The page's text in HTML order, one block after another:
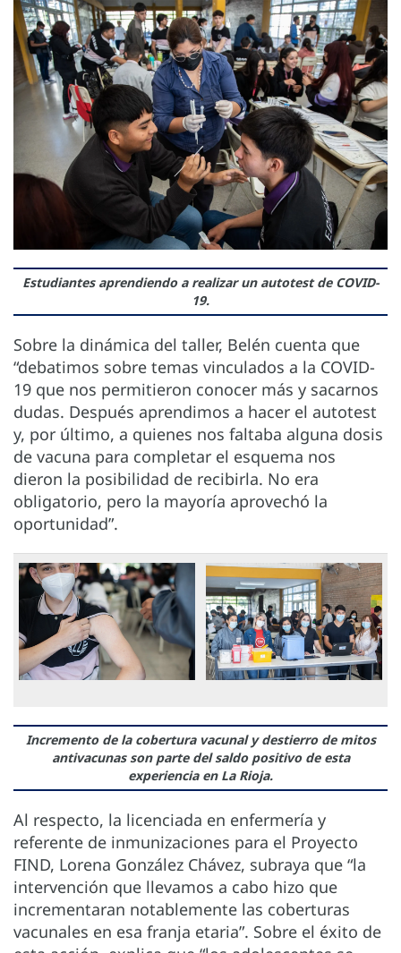
Estudiantes aprendiendo a realizar un autotest de COVID-
19.
Sobre la dinámica del taller, Belén cuenta que
“debatimos sobre temas vinculados a la COVID-
19 que nos permitieron conocer más y sacarnos
dudas. Después aprendimos a hacer el autotest
y, por último, a quienes nos faltaba alguna dosis
de vacuna para completar el esquema nos
dieron la posibilidad de recibirla. No era
obligatorio, pero la mayoría aprovechó la
oportunidad”.
Incremento de la cobertura vacunal y destierro de mitos
antivacunas son parte del saldo positivo de esta
experiencia en La Rioja.
Al respecto, la licenciada en enfermería y
referente de inmunizaciones para el Proyecto
FIND, Lorena González Chávez, subraya que “la
intervención que llevamos a cabo hizo que
incrementaran notablemente las coberturas
vacunales en esa franja etaria”. Sobre el éxito de